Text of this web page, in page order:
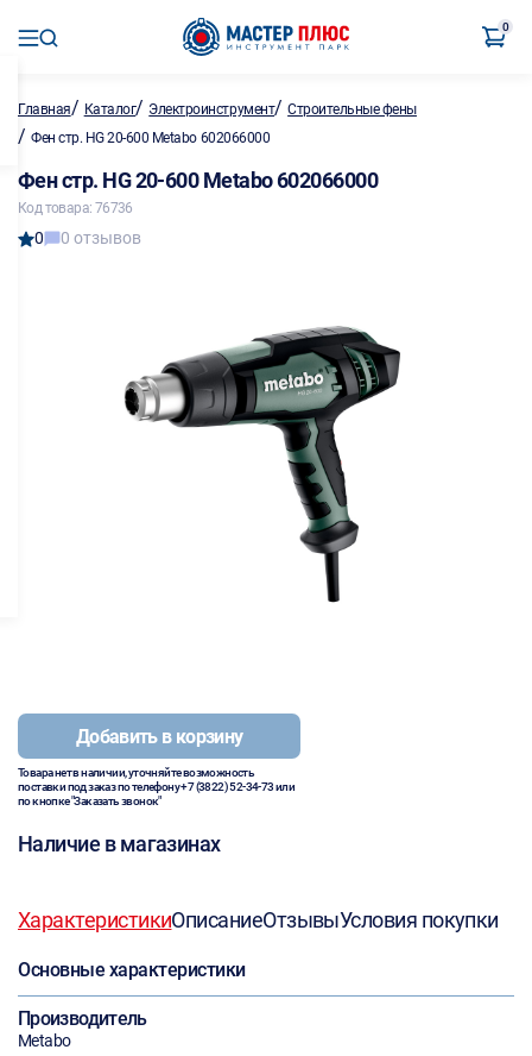
0
Главная/ Каталог/ Электроинструмент/Строительные фены
/ Фен стр. HG 20-600 Metabo 602066000
Фен стр. HG 20-600 Metabo 602066000
Код товара: 76736
0 0 отзывов
Добавить в корзину
Товара нет в наличии, уточняйте возможность
поставки под заказ по телефону+7 (3822) 52-34-73или
по кнопке "Заказать звонок"
Наличие в магазинах
ХарактеристикиОписаниеОтзывыУсловия покупки
Основные характеристики
Производитель
Metabo